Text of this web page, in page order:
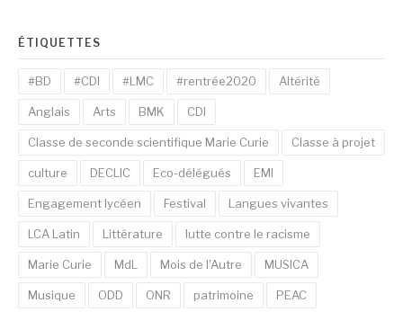
ÉTIQUETTES
#BD #CDI #LMC #rentrée2020 Altérité
Anglais Arts BMK CDI
Classe de seconde scientifique Marie Curie Classe à projet
culture DECLIC Eco-délégués EMI
Engagement lycéen Festival Langues vivantes
LCA Latin Littérature lutte contre le racisme
Marie Curie MdL Mois de l'Autre MUSICA
Musique ODD ONR patrimoine PEAC